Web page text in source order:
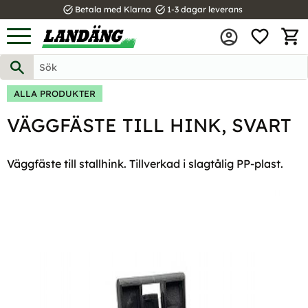
Meny
task_alt Betala med Klarna task_alt 1-3 dagar leverans
ALLA PRODUKTER
VÄGGFÄSTE TILL HINK, SVART
Väggfäste till stallhink. Tillverkad i slagtålig PP-plast.